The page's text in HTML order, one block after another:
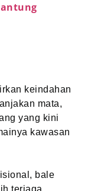
keindahan
mata,
yang kini
kawasan
bale